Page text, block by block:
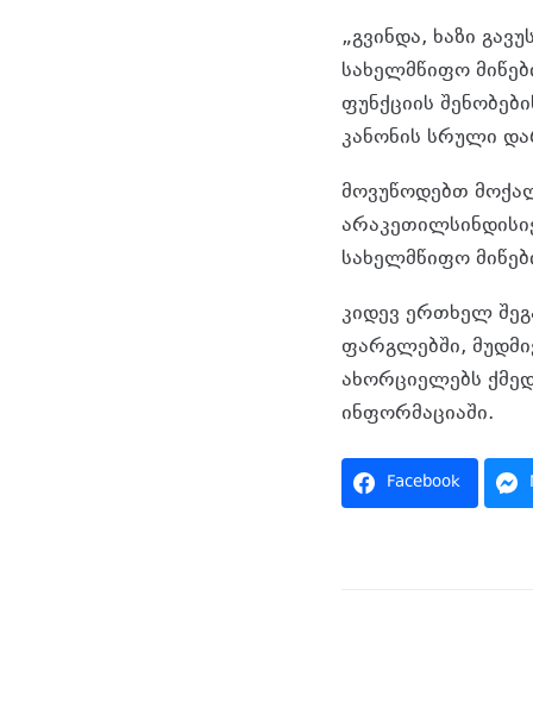
„გვინდა, ხაზი
სახელმწიფო
ფუნქციის
კანონის სრული
მოვუწოდებთ
სახელმწიფო
კიდევ ერთხელ
ფარგლებში,
ახორციელებს
ინფორმაციაში.
Facebook